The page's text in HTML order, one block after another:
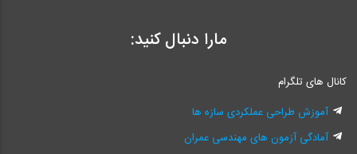
مارا دنبال کنید:
کانال های تلگرام
آموزش طراحی عملکردی سازه ها
آمادگی آزمون های مهندسی عمران